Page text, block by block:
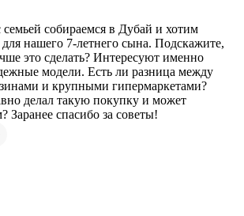
собираемся в Дубай и хотим
нашего 7-летнего сына. Подскажите,
это сделать? Интересуют именно
модели. Есть ли разница между
и крупными гипермаркетами?
делал такую покупку и может
Заранее спасибо за советы!